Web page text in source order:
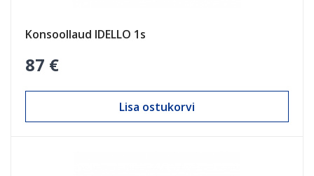
Konsoollaud IDELLO 1s
87 €
Lisa ostukorvi